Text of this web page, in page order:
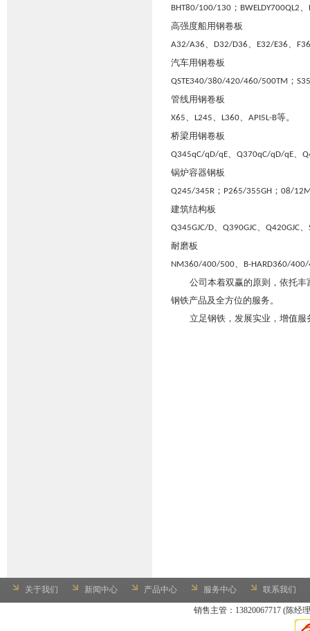
BHT80/100/130 ； BWELDY700QL2、
高强度船用钢卷板
A32/A36、 D32/D36、 E32/E36、
汽车用钢卷板
QSTE340/380/420/460/500TM ；
管线用钢卷板
X65、 L245、 L360、 API5L-B等。
桥梁用钢卷板
Q345qC/qD/qE、 Q370qC/qD/qE、
锅炉容器钢板
Q245/345R ； P265/355GH ； 08/
建筑结构板
Q345GJC/D、 Q390GJC、 Q420GJC、
耐磨板
NM360/400/500、 B-HARD360/
公司本着双赢的原则，依托
钢铁产品及全方位的服务。
立足钢铁，发展实业，增值
关于我们 新闻中心 产品中心 服务中心 联系我们
销售主管：13820067717 (陈